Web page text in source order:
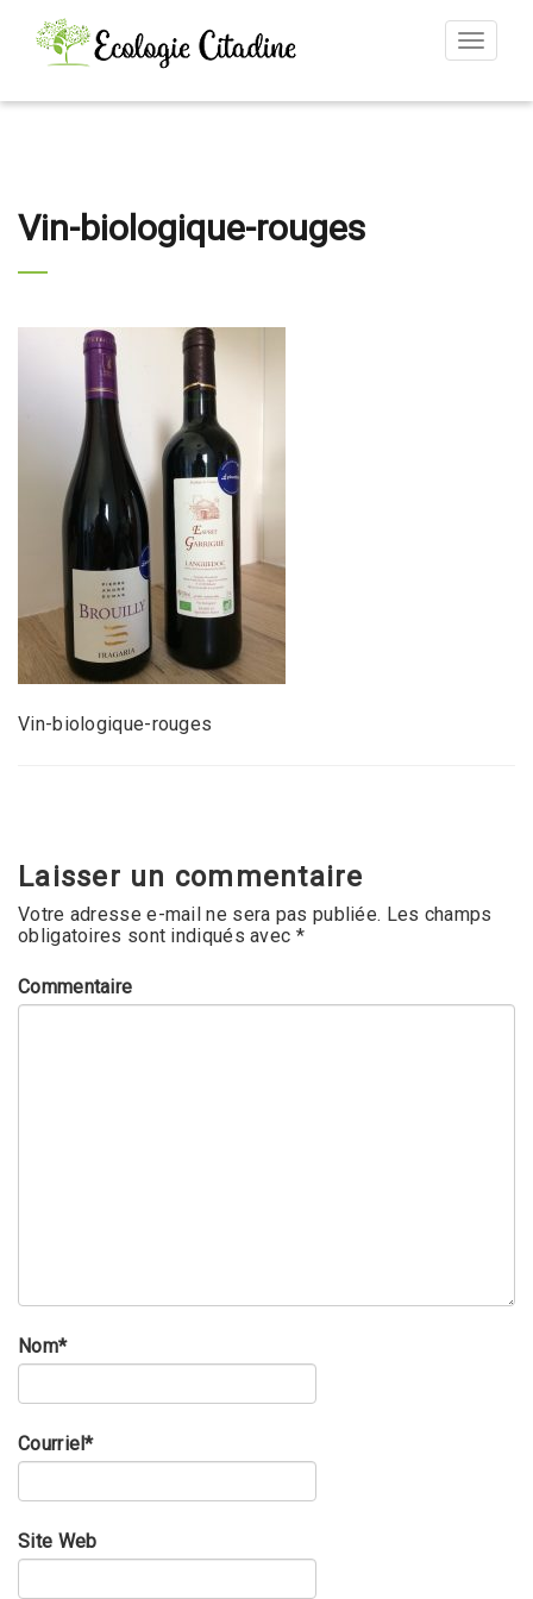
Toggle
Vin-biologique-rouges
Vin-biologique-rouges
Laisser un commentaire
Votre adresse e-mail ne sera pas publiée. Les champs
obligatoires sont indiqués avec *
Commentaire
Nom*
Courriel*
Site Web